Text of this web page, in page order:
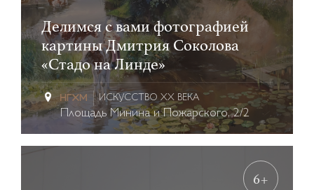
Делимся с вами фотографией
картины Дмитрия Соколова
«Стадо на Линде»
ИСКУССТВО XX ВЕКА
Площадь Минина и Пожарского, 2/2
6+